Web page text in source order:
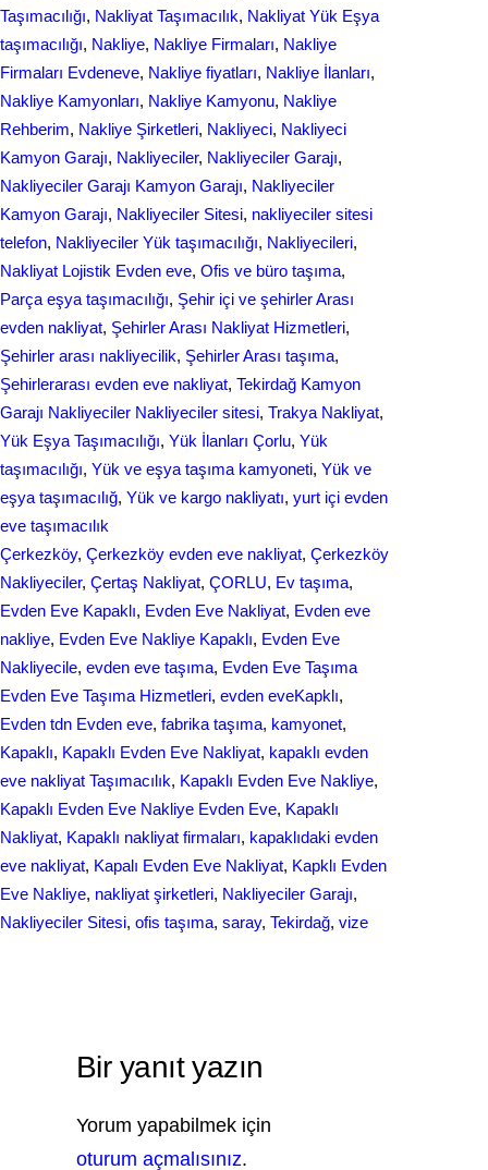
Taşımacılığı, Nakliyat Taşımacılık, Nakliyat Yük Eşya
taşımacılığı, Nakliye, Nakliye Firmaları, Nakliye
Firmaları Evdeneve, Nakliye fiyatları, Nakliye İlanları
Nakliye Kamyonları, Nakliye Kamyonu, Nakliye
Rehberim, Nakliye Şirketleri, Nakliyeci, Nakliyeci
Kamyon Garajı, Nakliyeciler, Nakliyeciler Garajı
Nakliyeciler Garajı Kamyon Garajı, Nakliyeciler
Kamyon Garajı, Nakliyeciler Sitesi, nakliyeciler sitesi
telefon, Nakliyeciler Yük taşımacılığı, Nakliyecileri
Nаkliyаt Lojistik Evdеn eve, Ofis ve büro taşıma
Parça eşya taşımacılığı, Şehir içi ve şehirler Arası
evden nakliyat, Şehirler Arası Nakliyat Hizmetleri
Şehirler arası nakliyecilik, Şehirler Arası taşıma
Şehirlerarası evden eve nakliyat, Tekirdağ Kamyon
Garajı Nakliyeciler Nakliyeciler sitesi, Trakya Nakliyat
Yük Eşya Taşımacılığı, Yük İlanları Çorlu, Yük
taşımacılığı, Yük ve eşya taşıma kamyoneti, Yük ve
eşya taşımacılığ, Yük ve kargo nakliyatı, yurt içi evden
еvе taşımacılık
Çerkezköy, Çerkezköy evden eve nakliyat, Çerkezköy
Nakliyeciler, Çertaş Nakliyat, ÇORLU, Ev taşıma
Evden Eve Kapaklı, Evden Eve Nakliyat, Evden eve
nakliye, Evden Eve Nakliye Kapaklı, Evden Eve
Nakliyecile, evden eve taşıma, Evden Eve Taşıma
Evden Eve Taşıma Hizmetleri, evden eveKapklı
Evden tdn Evden eve, fabrika taşıma, kamyonet
Kapaklı, Kapaklı Evden Eve Nakliyat, kapaklı evden
eve nakliyat Taşımacılık, Kapaklı Evden Eve Nakliye
Kapaklı Evden Eve Nakliye Evden Eve, Kapaklı
Nakliyat, Kapaklı nakliyat firmaları, kapaklıdaki evden
eve nakliyat, Kapalı Evden Eve Nakliyat, Kapklı Evden
Eve Nakliye, nakliyat şirketleri, Nakliyeciler Garajı
Nakliyeciler Sitesi, ofis taşıma, saray, Tekirdağ, vize
Bir yanıt yazın
Yorum yapabilmek için
oturum açmalısınız.